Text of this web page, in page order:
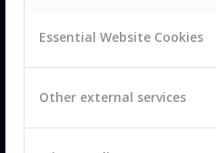
Essential Website Cookies
Other external services
LINKS
Health Research
Group